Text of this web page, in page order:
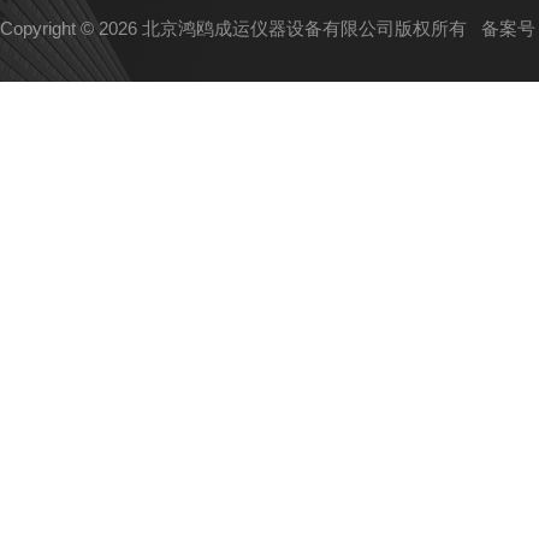
Copyright © 2026 北京鸿鸥成运仪器设备有限公司版权所有 备案号